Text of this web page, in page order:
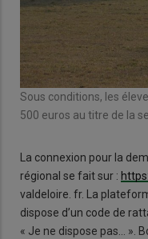
Sous conditions, les
500 euros au titre de la
La connexion pour la
régional se fait sur :
valdeloire. fr. La
dispose d’un code de
« Je ne dispose pas… ».